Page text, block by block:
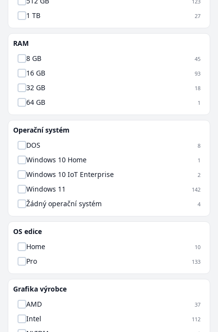
1 TB 27
RAM
8 GB
45
16 GB 93
32 GB 18
64 GB 1
Operační systém
DOS
8
Windows 10 Home 1
Windows 10 IoT Enterprise 2
Windows 11 142
Žádný operační systém 4
OS edice
Home
10
Pro 133
Grafika výrobce
AMD
37
Intel 112